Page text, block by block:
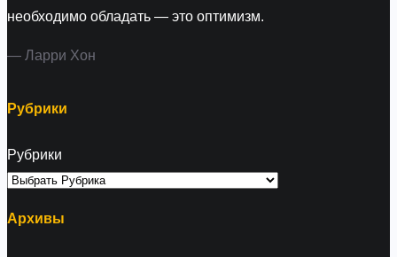
необходимо обладать — это оптимизм.
— Ларри Хон
Рубрики
Рубрики
Архивы